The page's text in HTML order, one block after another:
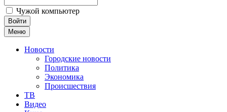
Чужой компьютер
Войти
Меню
Новости
Городские новости
Политика
Экономика
Происшествия
ТВ
Видео